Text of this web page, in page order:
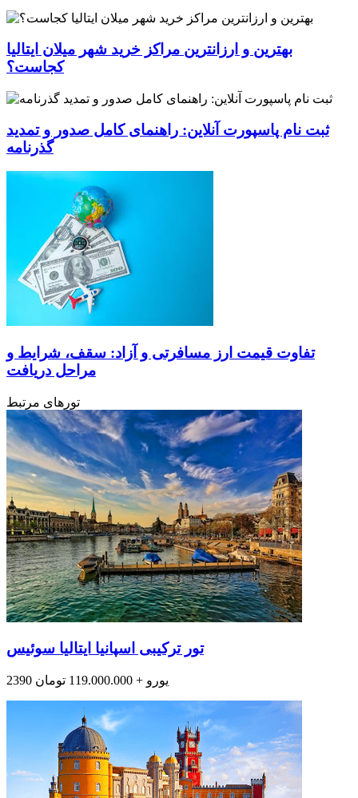
بهترین و ارزانترین مراکز خرید شهر میلان ایتالیا
کجاست؟
ثبت نام پاسپورت آنلاین: راهنمای کامل صدور و تمدید
گذرنامه
تفاوت قیمت ارز مسافرتی و آزاد: سقف، شرایط و
مراحل دریافت
تورهای مرتبط
تور ترکیبی اسپانیا ایتالیا سوئیس
2390 یورو + 119.000.000 تومان